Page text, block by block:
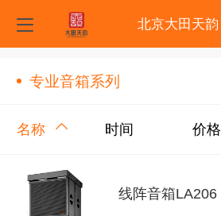
北京大田天韵
专业音箱系列
名称 时间 价格
线阵音箱LA206